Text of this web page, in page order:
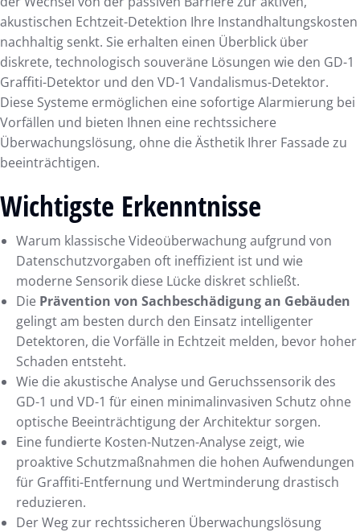
akustischen Echtzeit-Detektion Ihre Instandhaltungskosten
nachhaltig senkt. Sie erhalten einen Überblick über
diskrete, technologisch souveräne Lösungen wie den GD-1
Graffiti-Detektor und den VD-1 Vandalismus-Detektor.
Diese Systeme ermöglichen eine sofortige Alarmierung bei
Vorfällen und bieten Ihnen eine rechtssichere
Überwachungslösung, ohne die Ästhetik Ihrer Fassade zu
beeinträchtigen.
Wichtigste Erkenntnisse
Warum klassische Videoüberwachung aufgrund von
Datenschutzvorgaben oft ineffizient ist und wie
moderne Sensorik diese Lücke diskret schließt.
Die Prävention von Sachbeschädigung an Gebäuden
gelingt am besten durch den Einsatz intelligenter
Detektoren, die Vorfälle in Echtzeit melden, bevor hoher
Schaden entsteht.
Wie die akustische Analyse und Geruchssensorik des
GD-1 und VD-1 für einen minimalinvasiven Schutz ohne
optische Beeinträchtigung der Architektur sorgen.
Eine fundierte Kosten-Nutzen-Analyse zeigt, wie
proaktive Schutzmaßnahmen die hohen Aufwendungen
für Graffiti-Entfernung und Wertminderung drastisch
reduzieren.
Der Weg zur rechtssicheren Überwachungslösung